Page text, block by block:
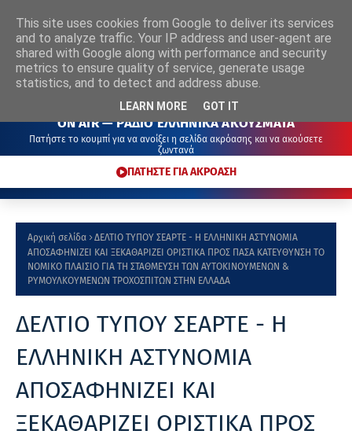
ΡΑΔΙΟ
ΕΛΛΗΝΙΚΑ ΑΚΟΥΣΜΑΤΑ
ON AIR — ΡΑΔΙΟ ΕΛΛΗΝΙΚΑ ΑΚΟΥΣΜΑΤΑ
Πατήστε το κουμπί για να ανοίξει η σελίδα ακρόασης και να ακούσετε
ζωντανά
ΠΑΤΗΣΤΕ ΓΙΑ ΑΚΡΟΑΣΗ
Αρχική σελίδα
ΔΕΛΤΙΟ ΤΥΠΟΥ ΣΕΑΡΤΕ - Η ΕΛΛΗΝΙΚΗ ΑΣΤΥΝΟΜΙΑ
ΑΠΟΣΑΦΗΝΙΖΕΙ ΚΑΙ ΞΕΚΑΘΑΡΙΖΕΙ ΟΡΙΣΤΙΚΑ ΠΡΟΣ ΠΑΣΑ ΚΑΤΕΥΘΥΝΣΗ ΤΟ
ΝΟΜΙΚΟ ΠΛΑΙΣΙΟ ΓΙΑ ΤΗ ΣΤΑΘΜΕΥΣΗ ΤΩΝ ΑΥΤΟΚΙΝΟΥΜΕΝΩΝ &
ΡΥΜΟΥΛΚΟΥΜΕΝΩΝ ΤΡΟΧΟΣΠΙΤΩΝ ΣΤΗΝ ΕΛΛΑΔΑ
ΔΕΛΤΙΟ ΤΥΠΟΥ ΣΕΑΡΤΕ - Η
ΕΛΛΗΝΙΚΗ ΑΣΤΥΝΟΜΙΑ
ΑΠΟΣΑΦΗΝΙΖΕΙ ΚΑΙ
ΞΕΚΑΘΑΡΙΖΕΙ ΟΡΙΣΤΙΚΑ ΠΡΟΣ
This site uses cookies from Google to deliver its services
and to analyze traffic. Your IP address and user-agent are
shared with Google along with performance and security
metrics to ensure quality of service, generate usage
statistics, and to detect and address abuse.
LEARN MORE GOT IT